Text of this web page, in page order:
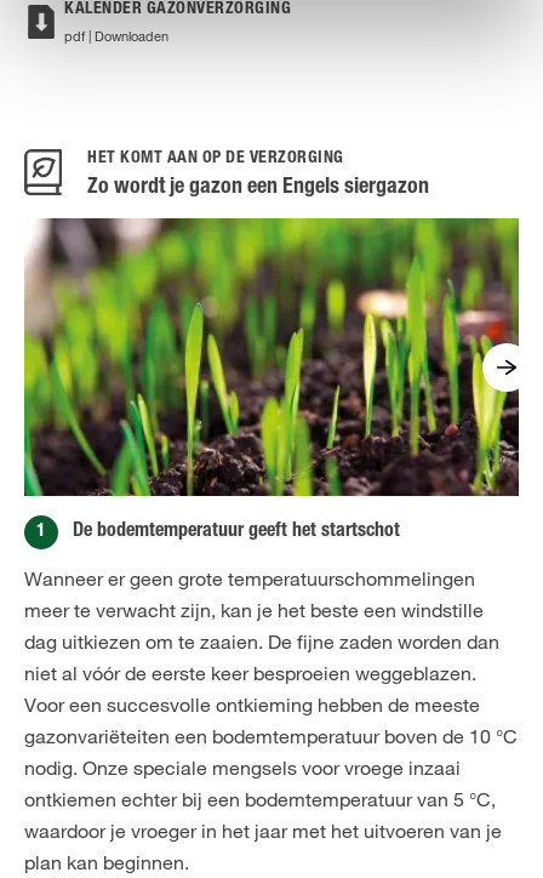
KALENDER GAZONVERZORGING
pdf | Downloaden
HET KOMT AAN OP DE VERZORGING
Zo wordt je gazon een Engels siergazon
1 De bodemtemperatuur geeft het startschot
Wanneer er geen grote temperatuurschommelingen
meer te verwacht zijn, kan je het beste een windstille
dag uitkiezen om te zaaien. De fijne zaden worden dan
niet al vóór de eerste keer besproeien weggeblazen.
Voor een succesvolle ontkieming hebben de meeste
gazonvariëteiten een bodemtemperatuur boven de 10 °C
nodig. Onze speciale mengsels voor vroege inzaai
ontkiemen echter bij een bodemtemperatuur van 5 °C,
waardoor je vroeger in het jaar met het uitvoeren van je
plan kan beginnen.